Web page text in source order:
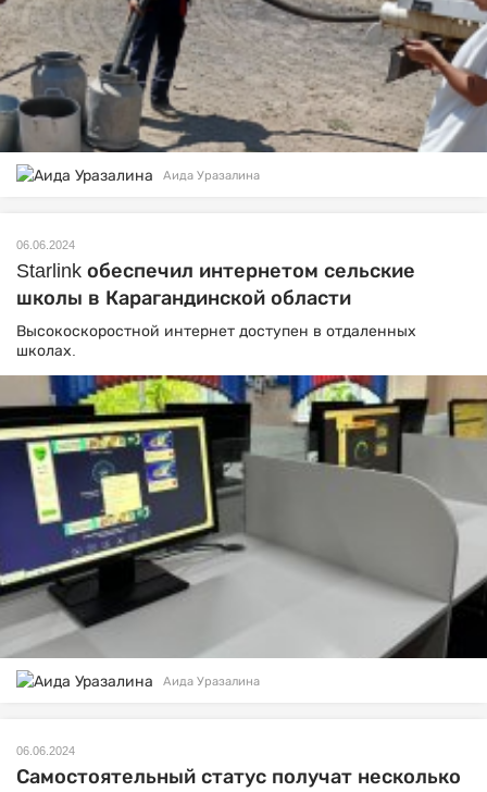
Аида Уразалина
06.06.2024
Starlink обеспечил интернетом сельские
школы в Карагандинской области
Высокоскоростной интернет доступен в отдаленных
школах.
Аида Уразалина
06.06.2024
Самостоятельный статус получат несколько